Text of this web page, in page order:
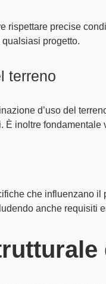
rispettare precise
progetto.
terreno
d’uso del
inoltre fondamentale
che influenzano il
anche requisiti